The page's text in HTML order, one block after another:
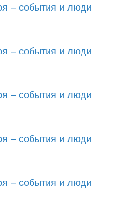
– события и люди
– события и люди
– события и люди
– события и люди
– события и люди